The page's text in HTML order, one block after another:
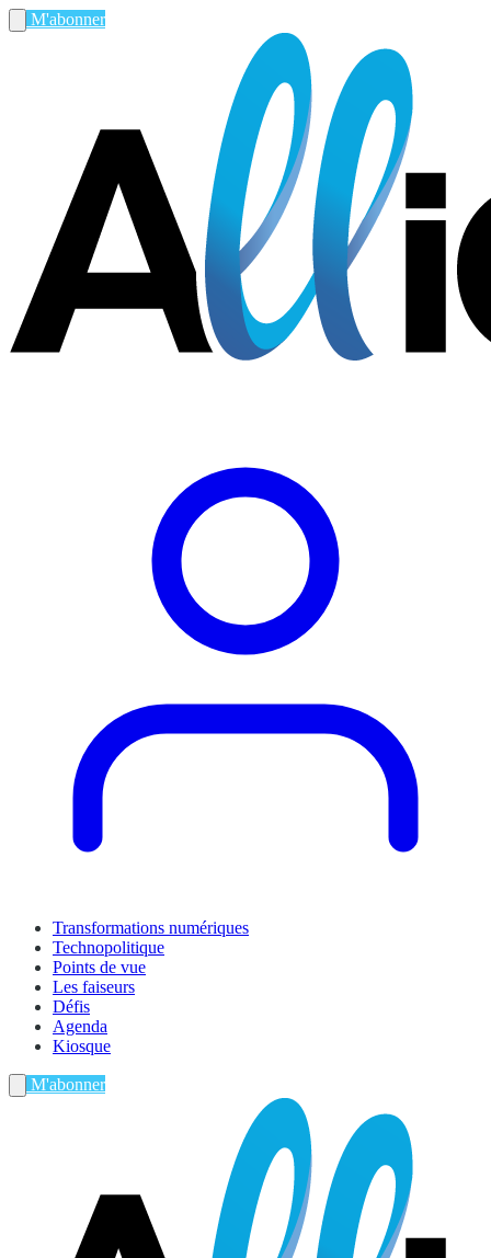
M'abonner
Transformations numériques
Technopolitique
Points de vue
Les faiseurs
Défis
Agenda
Kiosque
M'abonner